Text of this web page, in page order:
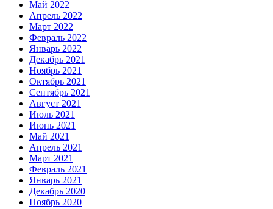
Май 2022
Апрель 2022
Март 2022
Февраль 2022
Январь 2022
Декабрь 2021
Ноябрь 2021
Октябрь 2021
Сентябрь 2021
Август 2021
Июль 2021
Июнь 2021
Май 2021
Апрель 2021
Март 2021
Февраль 2021
Январь 2021
Декабрь 2020
Ноябрь 2020